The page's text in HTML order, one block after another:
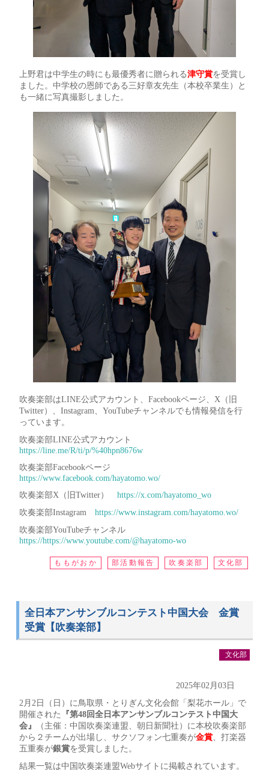
上野君は中学生の時にも最優秀者に贈られる津守賞を受賞し
ました。中学校の恩師である三好章友先生（本校卒業生）と
も一緒に写真撮影しました。
吹奏楽部はLINE公式アカウント、Facebookページ、X（旧
Twitter）、Instagram、YouTubeチャンネルでも情報発信を行
っています。
吹奏楽部LINE公式アカウント
https://line.me/R/ti/p/%40hpn8676w
吹奏楽部Facebookページ
https://www.facebook.com/hayatomo.wo/
吹奏楽部X（旧Twitter）https://x.com/hayatomo_wo
吹奏楽部Instagramhttps://www.instagram.com/hayatomo.wo/
吹奏楽部YouTubeチャンネル
https://https://www.youtube.com/@hayatomo-wo
ももがおか 部活動報告 吹奏楽部 文化部
全日本アンサンブルコンテスト中国大会 金賞
受賞【吹奏楽部】
文化部
2025年02月03日
2月2日（日）に鳥取県・とりぎん文化会館「梨花ホール」で
開催された
『第48回全日本アンサンブルコンテスト中国大
会』
（主催：中国吹奏楽連盟、朝日新聞社）に本校吹奏楽部
から２チームが出場し、サクソフォン七重奏が金賞 、打楽器
五重奏が銀賞を受賞しました。
結果一覧は中国吹奏楽連盟Webサイトに掲載されています。